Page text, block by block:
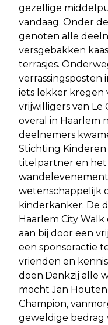
gezellige
vandaag. Onder
genoten alle
versgebakken
terrasjes.
verrassingsposten
iets lekker kregen
vrijwilligers van Le
overal in Haarlem
deelnemers
Stichting Kinderen
titelpartner en het
wetenschappelijk
kinderkanker. De
Haarlem City
aan bij door een
een sponsoractie
vrienden en
doen.Dankzij alle
mocht Jan
Champion,
geweldige bedrag